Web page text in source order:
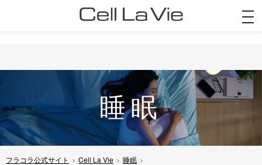
睡眠
フラコラ公式サイト Cell La Vie 睡眠